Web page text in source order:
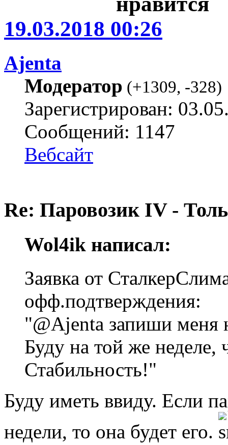
19.03.2018 00:26
Ajenta
Модератор (+1309, -328)
Зарегистрирован:
Сообщений: 1147
Вебсайт
Re: Паровозик IV -
Wol4ik написал:
Заявка от
офф.подтверждения:
"@Ajenta запиши меня
Буду на той же
Стабильность!"
Буду иметь ввиду. Если
недели, то она будет его.